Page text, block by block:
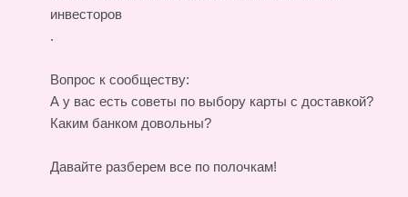
инвесторов
.
Вопрос к сообществу:
А у вас есть советы по выбору карты с доставкой?
Каким банком довольны?
Давайте разберем все по полочкам!